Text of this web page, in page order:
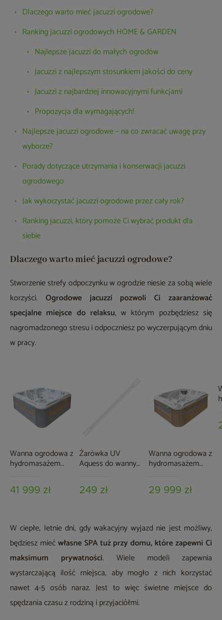
Dlaczego warto mieć jacuzzi ogrodowe?
Ranking jacuzzi ogrodowych HOME & GARDEN
Najlepsze jacuzzi do małych ogrodów
Jacuzzi z najlepszym stosunkiem jakości do ceny
Jacuzzi z najbardziej innowacyjnymi funkcjami
Propozycja dla wymagających!
Najlepsze jacuzzi ogrodowe – na co zwracać uwagę przy
wyborze?
Porady dotyczące utrzymania i konserwacji jacuzzi
ogrodowego
Jak wykorzystać jacuzzi ogrodowe przez cały rok?
Ranking jacuzzi, który pomoże Ci wybrać produkt dla
siebie
Dlaczego warto mieć jacuzzi ogrodowe?
Stworzenie strefy odpoczynku w ogrodzie niesie za sobą wiele
korzyści. Ogrodowe jacuzzi pozwoli Ci zaaranżować
specjalne miejsce do relaksu, w którym pozbędziesz się
nagromadzonego stresu i odpoczniesz po wyczerpującym dniu
w pracy.
Wanna ogrodowa z
hydromasażem
7202 5-osobowa
41 999 zł
Żarówka UV
Aquess do wanny
249 zł
Wanna ogrodowa z
hydromasażem
3202 3-osobowa
Sterling White /
29 999 zł
W ciepłe, letnie dni, gdy wakacyjny wyjazd nie jest możliwy,
będziesz miećwłasne SPA tuż przy domu, które zapewni Ci
maksimum prywatności. Wiele modeli zapewnia
wystarczającą ilość miejsca, aby mogło z nich korzystać
nawet 4-5 osób naraz. Jest to więc świetne miejsce do
spędzania czasu z rodziną i przyjaciółmi.